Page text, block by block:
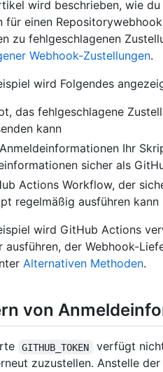
wird beschrieben, wie
für einen
zu fehlgeschlagenen
Webhook-Zustellungen.
wird Folgendes
das fehlgeschlagene
kann
Ihr
sicher als
Actions Workflow, der
regelmäßig ausführen kann
wird GitHub Actions
ausführen, der Webhook-
Alternativen Methoden.
von
GITHUB_TOKEN
verfügt
zuzustellen. Anstelle